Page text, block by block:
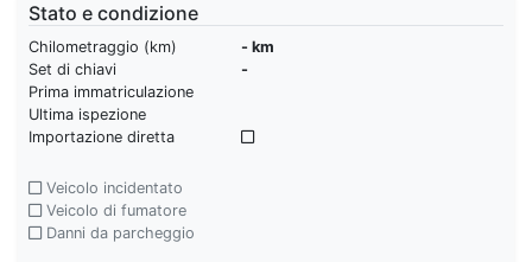
Stato e condizione
Chilometraggio (km)
- km
Set di chiavi
-
Prima immatriculazione
Ultima ispezione
Importazione diretta
Veicolo incidentato
Veicolo di fumatore
Danni da parcheggio